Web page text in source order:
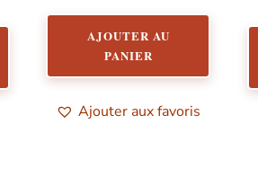
AJOUTER AU
PANIER
Ajouter aux favoris